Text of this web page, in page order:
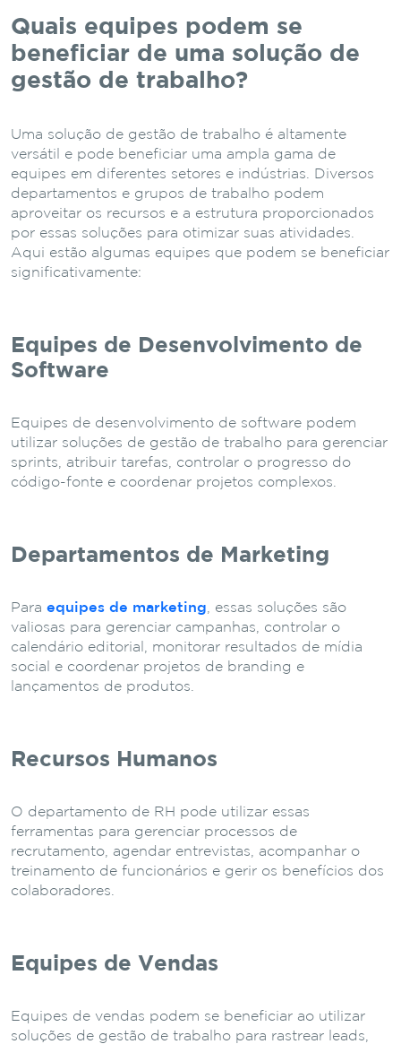
Quais equipes podem se
beneficiar de uma solução de
gestão de trabalho?
Uma solução de gestão de trabalho é altamente
versátil e pode beneficiar uma ampla gama de
equipes em diferentes setores e indústrias. Diversos
departamentos e grupos de trabalho podem
aproveitar os recursos e a estrutura proporcionados
por essas soluções para otimizar suas atividades.
Aqui estão algumas equipes que podem se beneficiar
significativamente:
Equipes de Desenvolvimento de
Software
Equipes de desenvolvimento de software podem
utilizar soluções de gestão de trabalho para gerenciar
sprints, atribuir tarefas, controlar o progresso do
código-fonte e coordenar projetos complexos.
Departamentos de Marketing
Para equipes de marketing , essas soluções são
valiosas para gerenciar campanhas, controlar o
calendário editorial, monitorar resultados de mídia
social e coordenar projetos de branding e
lançamentos de produtos.
Recursos Humanos
O departamento de RH pode utilizar essas
ferramentas para gerenciar processos de
recrutamento, agendar entrevistas, acompanhar o
treinamento de funcionários e gerir os benefícios dos
colaboradores.
Equipes de Vendas
Equipes de vendas podem se beneficiar ao utilizar
soluções de gestão de trabalho para rastrear leads,